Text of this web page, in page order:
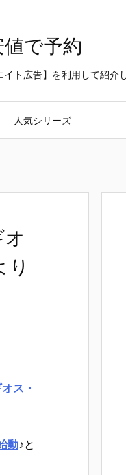
で予約
ト広告】を利用して紹介
人気シリーズ
り
ス・
動♪と